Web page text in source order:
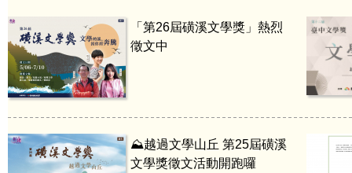
「第26屆磺溪文學獎」熱烈
徵文中
⛰️越過文學山丘 第25屆磺溪
文學獎徵文活動開跑囉